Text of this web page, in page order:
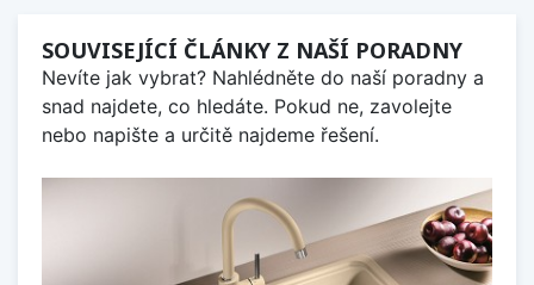
SOUVISEJÍCÍ ČLÁNKY Z NAŠÍ PORADNY
Nevíte jak vybrat? Nahlédněte do naší poradny a
snad najdete, co hledáte. Pokud ne, zavolejte
nebo napište a určitě najdeme řešení.